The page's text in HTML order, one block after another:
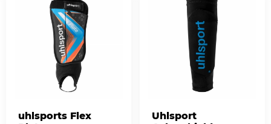
uhlsports Flex
Uhlsport